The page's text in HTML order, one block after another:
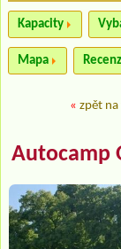
Kapacity
Mapa
« zpět na
Autocamp